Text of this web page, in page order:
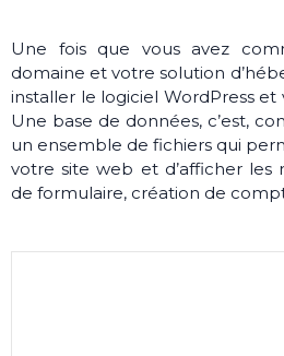
Une fois que vous avez
domaine et votre solution
installer le logiciel WordPress
Une base de données, c’est,
un ensemble de fichiers qui
votre site web et d’afficher les
de formulaire, création de